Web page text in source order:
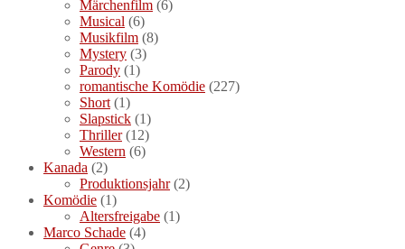
Märchenfilm (6)
Musical (6)
Musikfilm (8)
Mystery (3)
Parody (1)
romantische Komödie (227)
Short (1)
Slapstick (1)
Thriller(12)
Western (6)
Kanada (2)
Produktionsjahr(2)
Komödie (1)
Altersfreigabe (1)
Marco Schade (4)